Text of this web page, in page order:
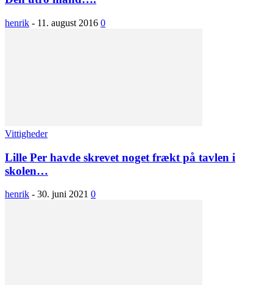
henrik - 11. august 2016 0
Vittigheder
Lille Per havde skrevet noget frækt på tavlen i
skolen…
henrik - 30. juni 2021 0